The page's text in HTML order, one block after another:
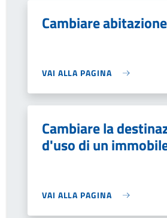
Cambiare abitazione
VAI ALLA PAGINA
Cambiare la
d'uso di un
VAI ALLA PAGINA